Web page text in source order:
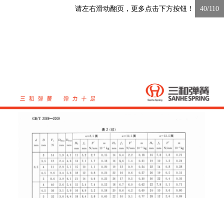
请左右滑动翻页，更多点击下方按钮！ 40/110